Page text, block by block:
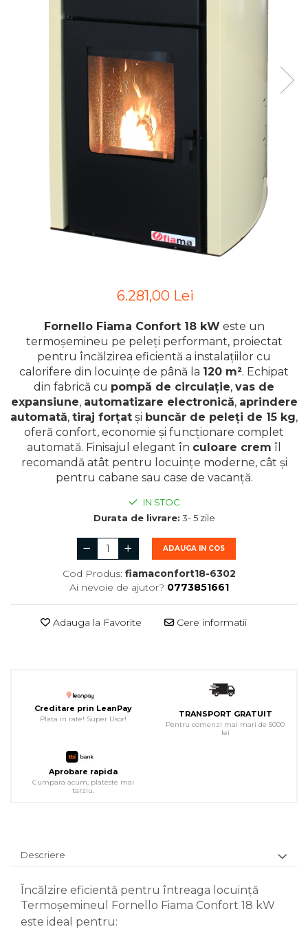
6.281,00 Lei
Fornello Fiama Confort 18 kW este un
termoșemineu pe peleți performant, proiectat
pentru încălzirea eficientă a instalațiilor cu
calorifere din locuințe de până la 120 m². Echipat
din fabrică cu pompă de circulație, vas de
expansiune, automatizare electronică, aprindere
automată, tiraj forțat și buncăr de peleți de 15 kg,
oferă confort, economie și funcționare complet
automată. Finisajul elegant în culoare crem îl
recomandă atât pentru locuințe moderne, cât și
pentru cabane sau case de vacanță.
IN STOC
Durata de livrare: 3- 5 zile
ADAUGA IN COS
Cod Produs: fiamaconfort18-6302
Ai nevoie de ajutor? 0773851661
Adauga la Favorite Cere informatii
Creditare prin LeanPay
Plata in rate! Super Usor!
TRANSPORT GRATUIT
Pentru comenzi mai mari de 5000
lei
Aprobare rapida
Cumpara acum, plateste mai
tarziu.
Descriere
Încălzire eficientă pentru întreaga locuință
Termoșemineul Fornello Fiama Confort 18 kW
este ideal pentru: